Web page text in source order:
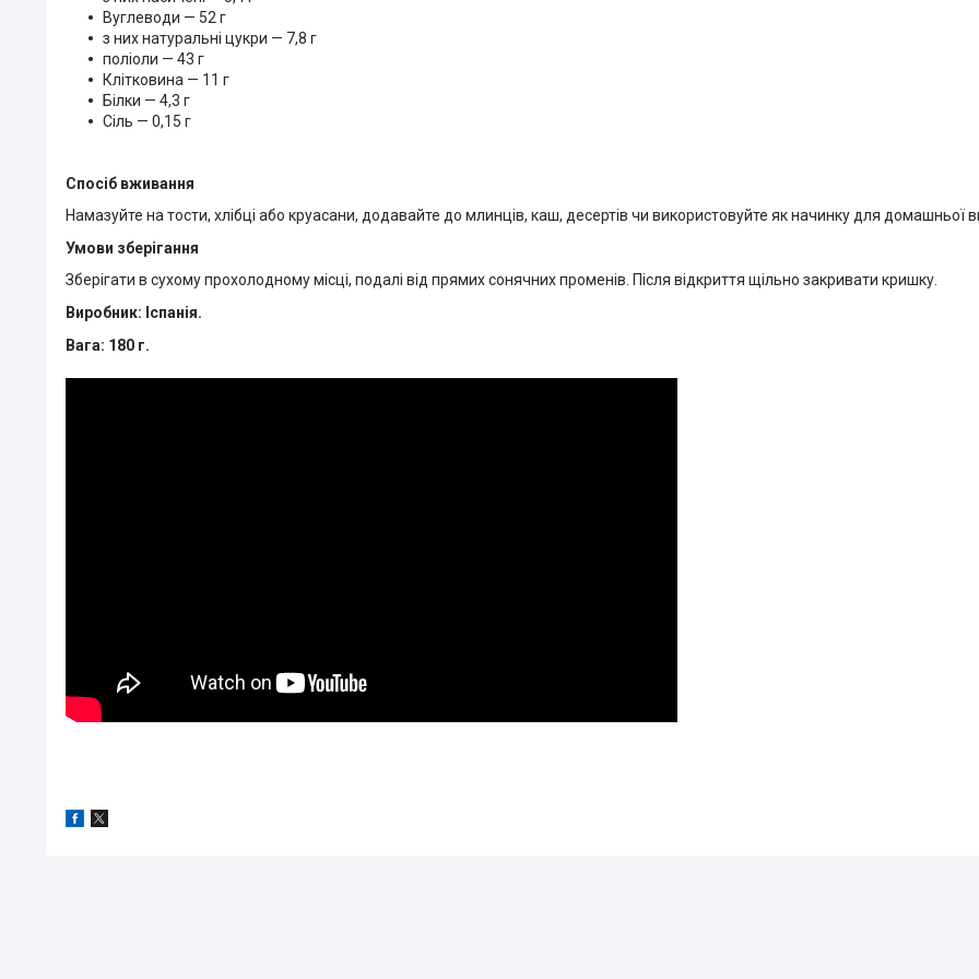
Вуглеводи — 52 г
з них натуральні цукри — 7,8 г
поліоли — 43 г
Клітковина — 11 г
Білки — 4,3 г
Сіль — 0,15 г
Спосіб вживання
Намазуйте на тости, хлібці або круасани, додавайте до млинців, каш, десертів чи використовуйте як начинку для домашньої
Умови зберігання
Зберігати в сухому прохолодному місці, подалі від прямих сонячних променів. Після відкриття щільно закривати кришку.
Виробник: Іспанія.
Вага: 180 г.